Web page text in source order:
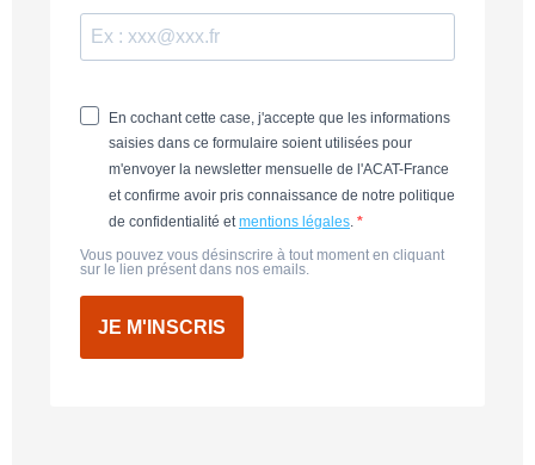
En cochant cette case, j'accepte que les informations
saisies dans ce formulaire soient utilisées pour
m'envoyer la newsletter mensuelle de l'ACAT-France
et confirme avoir pris connaissance de notre politique
de confidentialité etmentions légales.
Vous pouvez vous désinscrire à tout moment en cliquant
sur le lien présent dans nos emails.
JE M'INSCRIS